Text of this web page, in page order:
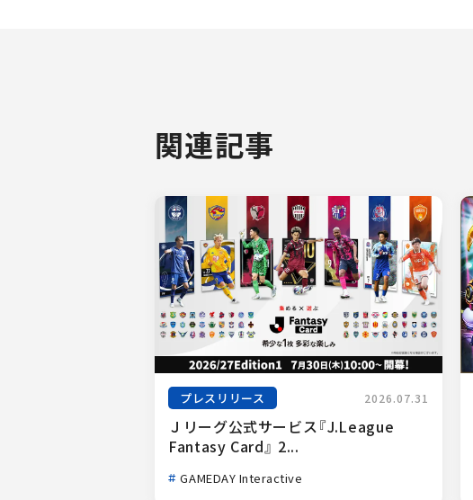
関連記事
プレスリリース 2026.07.31
Ｊリーグ公式サービス『J.League
Fantasy Card』 2...
GAMEDAY Interactive